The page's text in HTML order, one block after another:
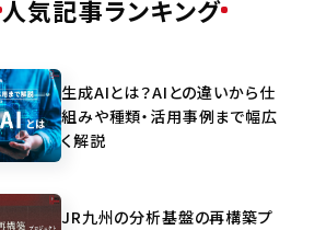
人気記事ランキング
生成AIとは？AIとの違いから仕
組みや種類・活用事例まで幅広
く解説
JR九州の分析基盤の再構築プ